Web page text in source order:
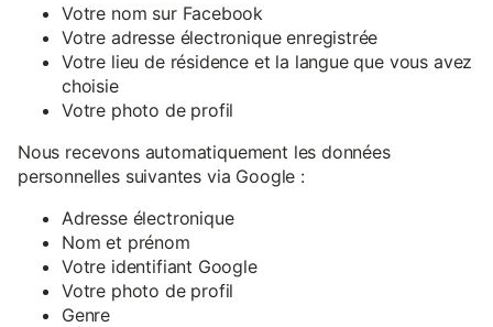
Votre nom sur Facebook
Votre adresse électronique enregistrée
Votre lieu de résidence et la langue que vous avez
choisie
Votre photo de profil
Nous recevons automatiquement les données
personnelles suivantes via Google :
Adresse électronique
Nom et prénom
Votre identifiant Google
Votre photo de profil
Genre